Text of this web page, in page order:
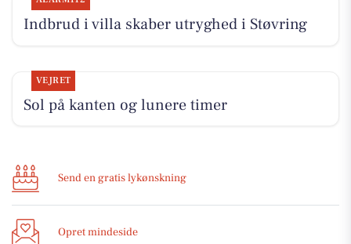
Indbrud i villa skaber utryghed i Støvring
VEJRET
Sol på kanten og lunere timer
Send en gratis lykønskning
Opret mindeside